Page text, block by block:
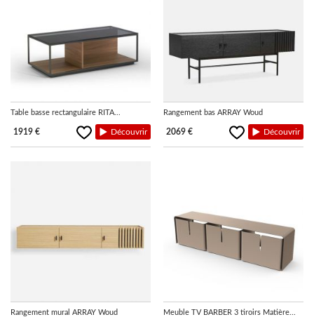
Table basse rectangulaire RITA...
1919 € Découvrir
Rangement bas ARRAY Woud
2069 € Découvrir
Rangement mural ARRAY Woud Meuble TV BARBER 3 tiroirs Matière...